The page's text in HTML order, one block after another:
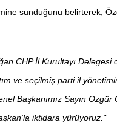
sunduğunu belirterek,
CHP İl Kurultayı Delegesi
ve seçilmiş parti il
Başkanımız Sayın
iktidara yürüyoruz."